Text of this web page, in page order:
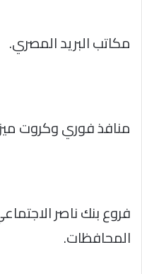
مكاتب البريد المصري.
منافذ فوري وكروت
فروع بنك ناصر
المحافظات.